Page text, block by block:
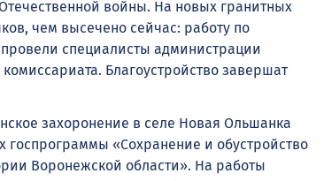
войны. На новых гранитных
чем высечено сейчас: работу по
специалисты администрации
Благоустройство завершат
захоронение в селе Новая Ольшанка
госпрограммы «Сохранение и обустройство
Воронежской области». На работы